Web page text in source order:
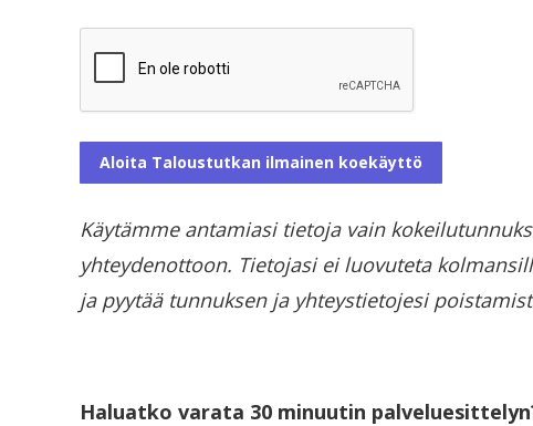
Käytämme antamiasi tietoja vain
yhteydenottoon. Tietojasi ei luovuteta
ja pyytää tunnuksen ja yhteystietojesi
Haluatko varata 30 minuutin